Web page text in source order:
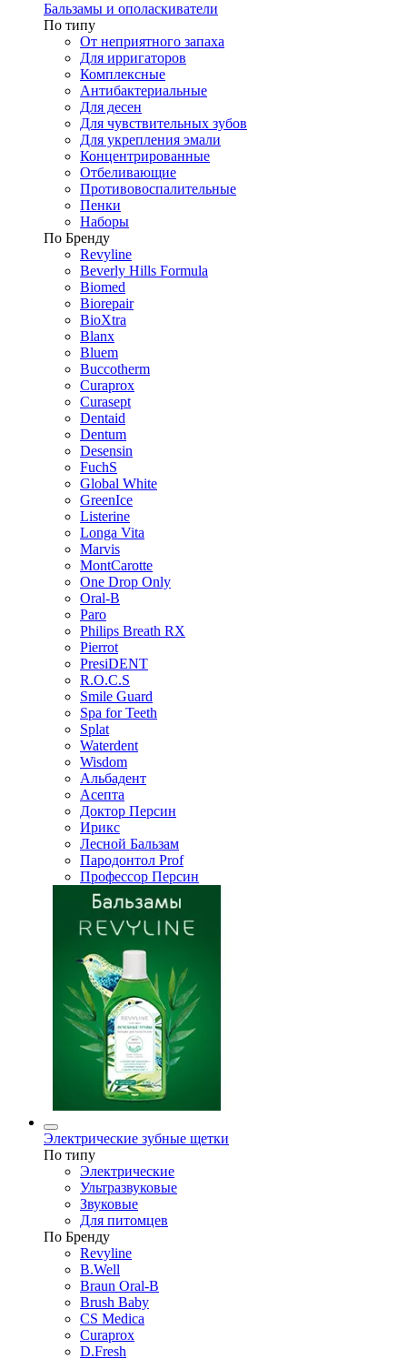
Бальзамы и ополаскиватели
По типу
От неприятного запаха
Для ирригаторов
Комплексные
Антибактериальные
Для десен
Для чувствительных зубов
Для укрепления эмали
Концентрированные
Отбеливающие
Противовоспалительные
Пенки
Наборы
По Бренду
Revyline
Beverly Hills Formula
Biomed
Biorepair
BioXtra
Blanx
Bluem
Buccotherm
Curaprox
Curasept
Dentaid
Dentum
Desensin
FuchS
Global White
GreenIce
Listerine
Longa Vita
Marvis
MontCarotte
One Drop Only
Oral-B
Paro
Philips Breath RX
Pierrot
PresiDENT
R.O.C.S
Smile Guard
Spa for Teeth
Splat
Waterdent
Wisdom
Альбадент
Асепта
Доктор Персин
Ирикс
Лесной Бальзам
Пародонтол Prof
Профессор Персин
Электрические зубные щетки
По типу
Электрические
Ультразвуковые
Звуковые
Для питомцев
По Бренду
Revyline
B.Well
Braun Oral-B
Brush Baby
CS Medica
Curaprox
D.Fresh